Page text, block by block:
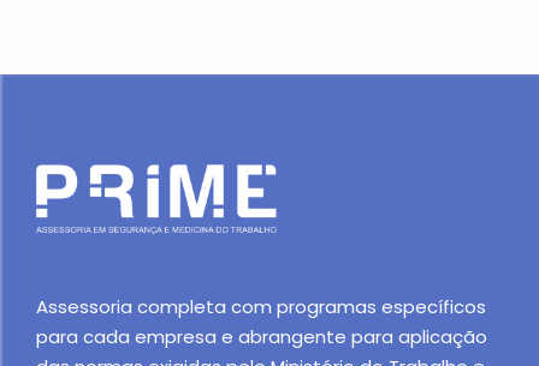
Assessoria completa com programas específicos
para cada empresa e abrangente para aplicação